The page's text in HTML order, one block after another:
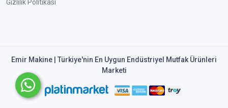
Gizlilik Politikası
Emir Makine | Türkiye'nin En Uygun Endüstriyel Mutfak Ürünleri
Marketi